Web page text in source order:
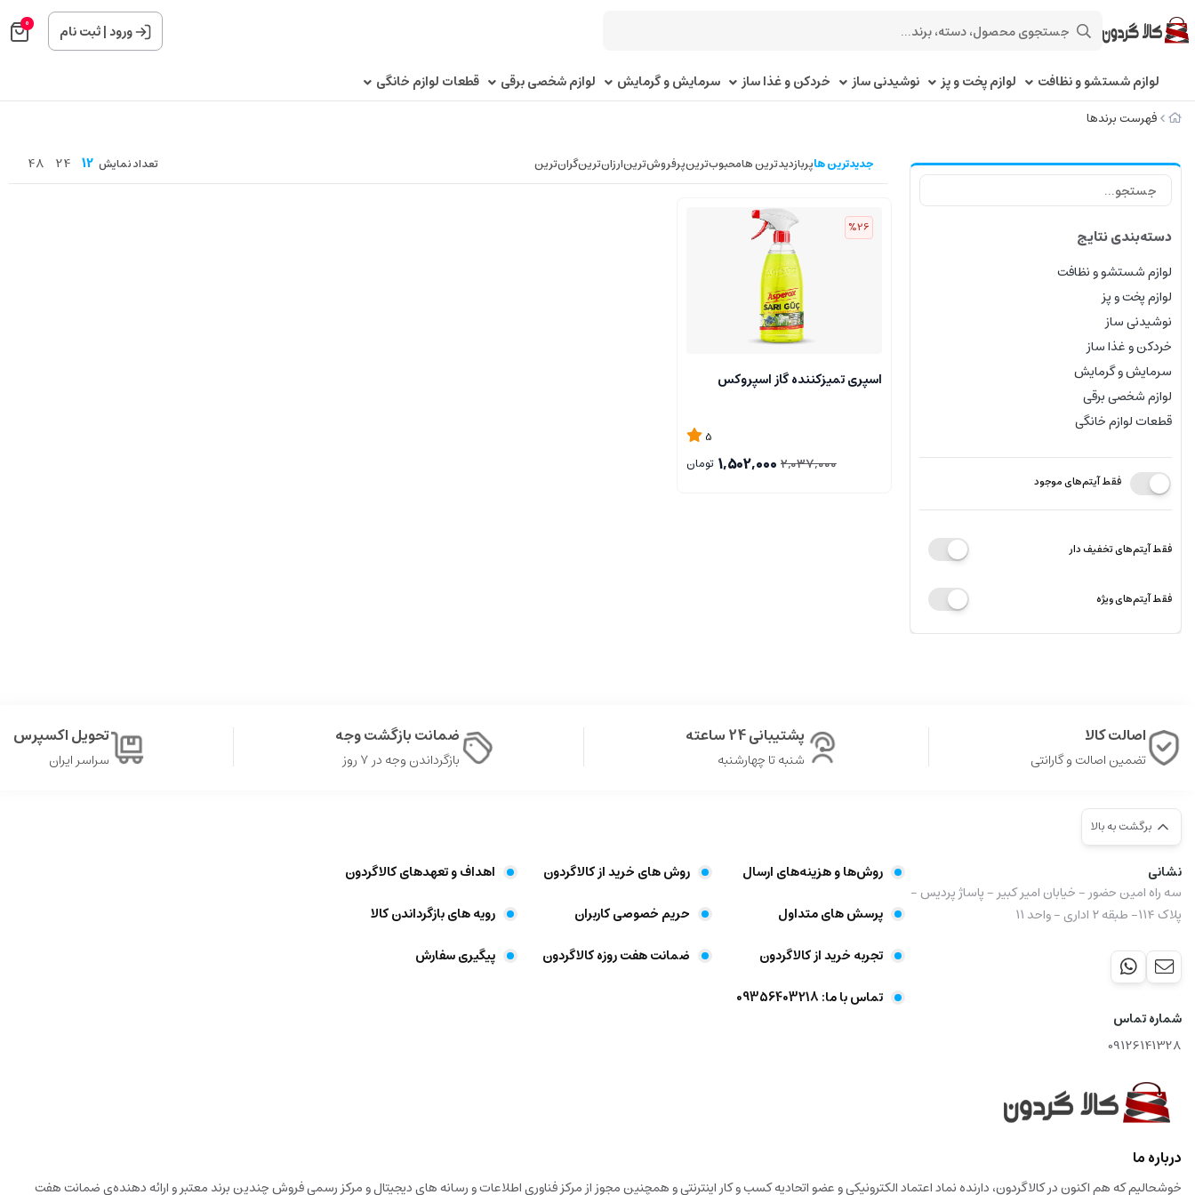
ورود|ثبت نام 0
لوازم شستشو و نظافت لوازم پخت و پز نوشیدنی ساز خردکن و غذا ساز سرمایش و گرمایش لوازم شخصی برقی قطعات لوازم خانگی
فهرست برندها
دسته‌بندی نتایج
لوازم شستشو و نظافت
لوازم پخت و پز
نوشیدنی ساز
خردکن و غذا ساز
سرمایش و گرمایش
لوازم شخصی برقی
قطعات لوازم خانگی
فقط آیتم‌های موجود
فقط آیتم‌های تخفیف دار
فقط آیتم‌های ویژه
جدیدترین هاپربازدیدترین هامحبوب‌‌ترینپرفروش‌ترینارزان‌ترینگران‌ترین تعداد نمایش 12
24
48
%26
اسپری تمیزکننده گاز اسپروکس
5
2,037,000
1,502,000 تومان
اصالت کالا
تضمین اصالت و گارانتی
پشتیبانی 24 ساعته
شنبه تا چهارشنبه
ضمانت بازگشت وجه
بازگرداندن وجه در ۷ روز
تحویل اکسپرس
سراسر ایران
برگشت به بالا
نشانی
سه راه امین حضور - خیابان امیر کبیر - پاساژ پردیس -
پلاک ۱۱۴- طبقه ۲ اداری - واحد ۱۱
شماره تماس
09126141328
روش‌ها و هزینه‌های ارسال روش های خرید از کالاگردون
اهداف و تعهد‌های کالاگردون
پرسش های متداول
حریم خصوصی کاربران
رویه های بازگرداندن کالا
تجربه خرید از کالاگردون
ضمانت هفت روزه کالاگردون
پیگیری سفارش
تماس با ما: 09356403218
درباره ما
خوشحالیم که هم اکنون در کالاگردون، دارنده نماد اعتماد الکترونیکی و عضو اتحادیه کسب و کار اینترنتی و همچنین مجوز از مرکز فناوری اطلاعات و رسانه های دیجیتال و مرکز رسمی فروش چندین برند معتبر و ارائه دهنده‌ی ضمانت هفت